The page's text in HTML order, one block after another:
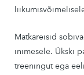
Matkareisid
inimesele. Ükski
treeningut ega